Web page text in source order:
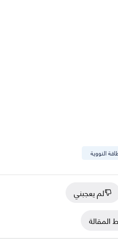
النووية
لم يعجبني
المقالة